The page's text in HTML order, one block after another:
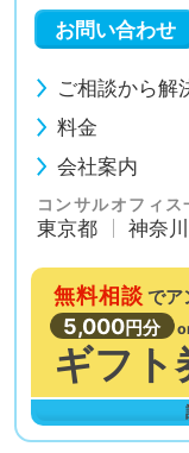
お問い合わせ
ご相談から解
料金
会社案内
コンサルオフィス
東京都 神奈
無料相談 でア
5,000円分
ギフト